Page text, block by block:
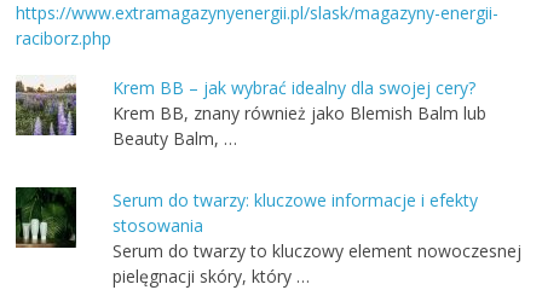
https://www.extramagazynyenergii.pl/slask/magazyny-energii-
raciborz.php
Krem BB – jak wybrać idealny dla swojej cery?
Krem BB, znany również jako Blemish Balm lub
Beauty Balm, …
Serum do twarzy: kluczowe informacje i efekty
stosowania
Serum do twarzy to kluczowy element nowoczesnej
pielęgnacji skóry, który …